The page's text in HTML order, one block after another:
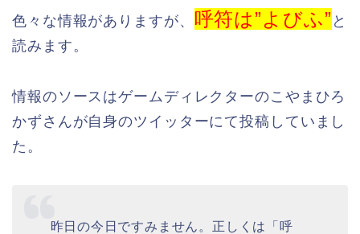
色々な情報がありますが、 呼符は”よびふ” と
読みます。
情報のソースはゲームディレクターのこやまひろ
かずさんが自身のツイッターにて投稿していまし
た。
昨日の今日ですみません。正しくは「呼